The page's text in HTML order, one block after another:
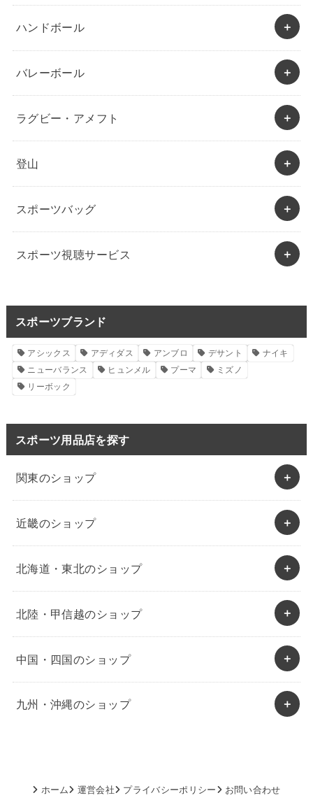
ハンドボール
バレーボール
ラグビー・アメフト
登山
スポーツバッグ
スポーツ視聴サービス
スポーツブランド
アシックス アディダス アンブロ デサント
ナイキ
ニューバランス
ヒュンメル プーマ
ミズノ
リーボック
スポーツ用品店を探す
関東のショップ
近畿のショップ
北海道・東北のショップ
北陸・甲信越のショップ
中国・四国のショップ
九州・沖縄のショップ
ホーム 運営会社 プライバシーポリシー お問い合わせ